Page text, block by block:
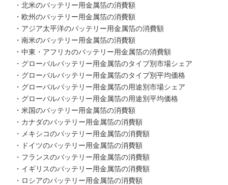
・北米のバッテリー用金属箔の消費額
・欧州のバッテリー用金属箔の消費額
・アジア太平洋のバッテリー用金属箔の消費額
・南米のバッテリー用金属箔の消費額
・中東・アフリカのバッテリー用金属箔の消費額
・グローバルバッテリー用金属箔のタイプ別市場シェア
・グローバルバッテリー用金属箔のタイプ別平均価格
・グローバルバッテリー用金属箔の用途別市場シェア
・グローバルバッテリー用金属箔の用途別平均価格
・米国のバッテリー用金属箔の消費額
・カナダのバッテリー用金属箔の消費額
・メキシコのバッテリー用金属箔の消費額
・ドイツのバッテリー用金属箔の消費額
・フランスのバッテリー用金属箔の消費額
・イギリスのバッテリー用金属箔の消費額
・ロシアのバッテリー用金属箔の消費額